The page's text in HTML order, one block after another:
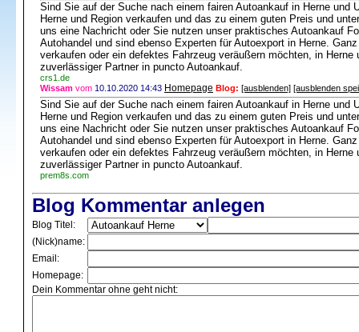
Sind Sie auf der Suche nach einem fairen Autoankauf in Herne und
Herne und Region verkaufen und das zu einem guten Preis und
uns eine Nachricht oder Sie nutzen unser praktisches Autoankauf
Autohandel und sind ebenso Experten für Autoexport in Herne.
verkaufen oder ein defektes Fahrzeug veräußern möchten, in Herne
zuverlässiger Partner in puncto Autoankauf.
crs1.de
Wissam vom 10.10.2020 14:43 Homepage Blog: [ausblenden] [ausblenden
Sind Sie auf der Suche nach einem fairen Autoankauf in Herne und
Herne und Region verkaufen und das zu einem guten Preis und
uns eine Nachricht oder Sie nutzen unser praktisches Autoankauf
Autohandel und sind ebenso Experten für Autoexport in Herne.
verkaufen oder ein defektes Fahrzeug veräußern möchten, in Herne
zuverlässiger Partner in puncto Autoankauf.
prem8s.com
Blog Kommentar anlegen
Blog Titel:
(Nick)name:
Email:
Homepage:
Dein Kommentar ohne geht nicht: